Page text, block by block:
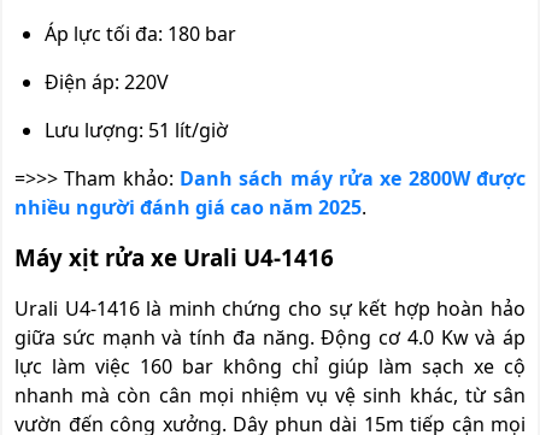
Áp lực tối đa: 180 bar
Điện áp: 220V
Lưu lượng: 51 lít/giờ
=>>> Tham khảo: Danh sách máy rửa xe 2800W được
nhiều người đánh giá cao năm 2025.
Máy xịt rửa xe Urali U4-1416
Urali U4-1416 là minh chứng cho sự kết hợp hoàn hảo
giữa sức mạnh và tính đa năng. Động cơ 4.0 Kw và áp
lực làm việc 160 bar không chỉ giúp làm sạch xe cộ
nhanh mà còn cân mọi nhiệm vụ vệ sinh khác, từ sân
vườn đến công xưởng. Dây phun dài 15m tiếp cận mọi